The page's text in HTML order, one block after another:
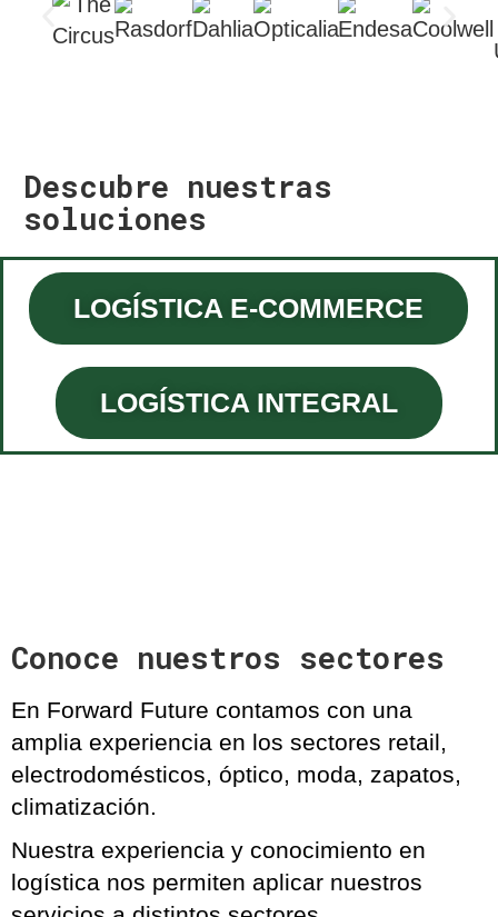
Descubre nuestras
soluciones
LOGÍSTICA E-COMMERCE
LOGÍSTICA INTEGRAL
Conoce nuestros sectores
En Forward Future contamos con una
amplia experiencia en los sectores retail,
electrodomésticos, óptico, moda, zapatos,
climatización.
Nuestra experiencia y conocimiento en
logística nos permiten aplicar nuestros